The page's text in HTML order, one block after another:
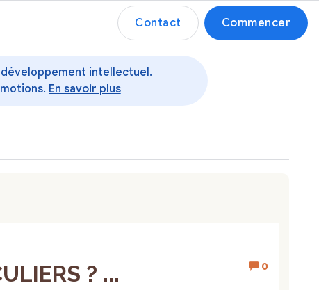
Contact Commencer
développement intellectuel.
En savoir plus
0
? ...